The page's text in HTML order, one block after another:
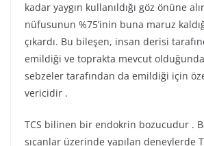
kadar yaygın kullanıldığı göz önüne
nüfusunun %75’inin buna maruz
çıkardı. Bu bileşen, insan derisi
emildiği ve toprakta mevcut
sebzeler tarafından da emildiği için
vericidir .
TCS bilinen bir endokrin bozucudur .
sıçanlar üzerinde yapılan deneylerde